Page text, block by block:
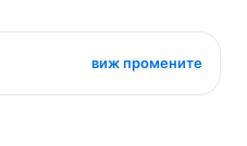
виж промените